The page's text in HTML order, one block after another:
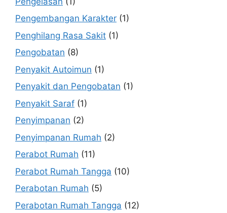
Pengembangan Karakter (1)
Penghilang Rasa Sakit (1)
Pengobatan (8)
Penyakit Autoimun (1)
Penyakit dan Pengobatan (1)
Penyakit Saraf (1)
Penyimpanan (2)
Penyimpanan Rumah (2)
Perabot Rumah (11)
Perabot Rumah Tangga (10)
Perabotan Rumah (5)
Perabotan Rumah Tangga (12)